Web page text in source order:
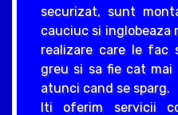
securizat, sunt
cauciuc si inglobeaza
realizare care le fac
greu si sa fie cat mai
atunci cand se sparg.
Iti oferim servicii